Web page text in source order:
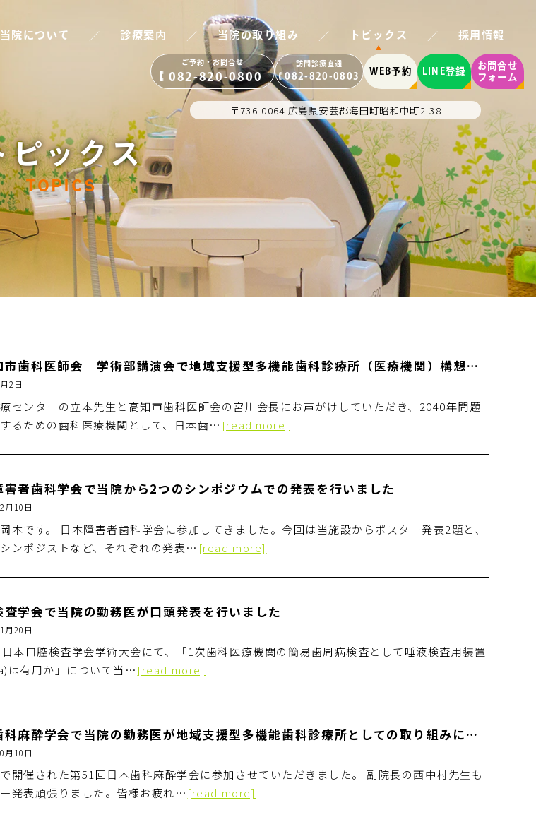
当院について ／ 診療案内 ／ 当院の取り組み ／ トピックス ／ 採用情報
ご予約・お問合せ
082-820-0800
訪問診療直通
082-820-0803
WEB予約 LINE登録
お問合せ
フォーム
〒736-0064 広島県安芸郡海田町昭和中町2-38
ピックス
TOPICS
【高知市歯科医師会 学術部講演会で地域支援型多機能歯科診療所（医療機関）構想について当院の院長が講演いたしました】
2日
センターの立本先生と高知市歯科医師会の宮川会長にお声がけしていただき、2040年問題
るための歯科医療機関として、日本歯… [read more]
害者歯科学会で当院から2つのシンポジウムでの発表を行いました
月10日
本です。 日本障害者歯科学会に参加してきました。今回は当施設からポスター発表2題と、
ンポジストなど、それぞれの発表… [read more]
査学会で当院の勤務医が口頭発表を行いました
月20日
本口腔検査学会学術大会にて、「1次歯科医療機関の簡易歯周病検査として唾液検査用装置
は有用か」について当… [read more]
日本歯科麻酔学会で当院の勤務医が地域支援型多機能歯科診療所としての取り組みについて発表を行いました
月10日
開催された第51回日本歯科麻酔学会に参加させていただきました。 副院長の西中村先生も
発表頑張りました。皆様お疲れ… [read more]